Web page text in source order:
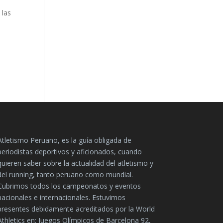
Peruano, es la guía obligada de
deportivos y aficionados, cuando
saber sobre la actualidad del atletismo y
running, tanto peruano como mundial.
todos los campeonatos y eventos
e internacionales. Estuvimos
debidamente acreditados por la World
en: Juegos Olímpicos de Barcelona 92,